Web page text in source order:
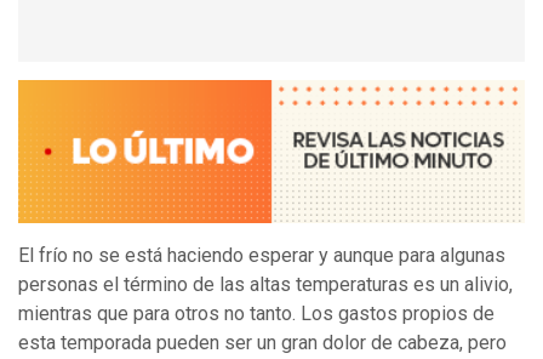
El frío no se está haciendo esperar y aunque para algunas
personas el término de las altas temperaturas es un alivio,
mientras que para otros no tanto. Los gastos propios de
esta temporada pueden ser un gran dolor de cabeza, pero